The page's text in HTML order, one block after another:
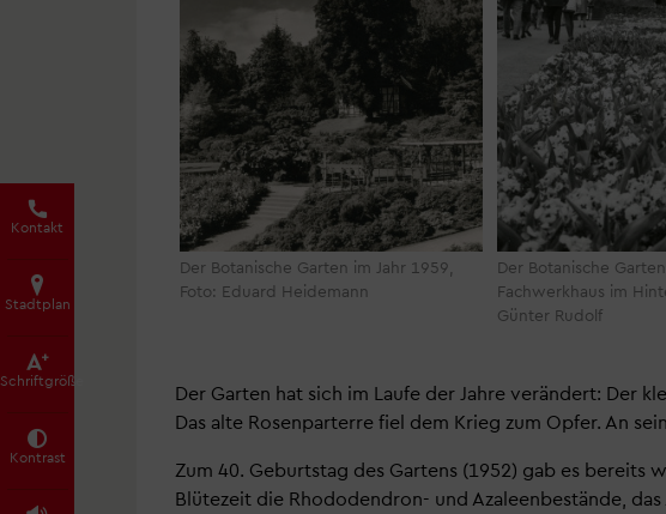
Kontakt
Stadtplan
Schrift­größe
Kontrast
Der Botanische Garten im Jahr 1959,
Foto: Eduard Heidemann
Der Botanische
Fachwerkhaus im
Günter Rudolf
Der Garten hat sich im Laufe der Jahre verändert: Der
Das alte Rosenparterre fiel dem Krieg zum Opfer. An
Zum 40. Geburtstag des Gartens (1952) gab es
Blütezeit die Rhododendron- und Azaleenbestände,